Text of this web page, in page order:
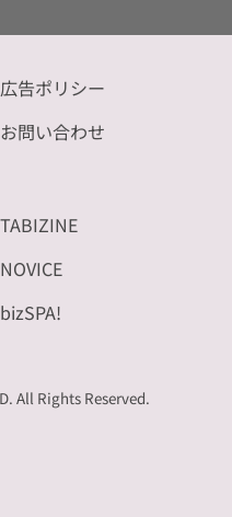
広告ポリシー
お問い合わせ
TABIZINE
NOVICE
bizSPA!
All Rights Reserved.